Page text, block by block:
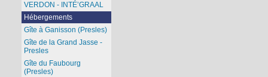
VERDON - INTÉ’GRAAL
Hébergements
Gîte à Ganisson (Presles)
Gîte de la Grand Jasse -
Presles
Gîte du Faubourg
(Presles)